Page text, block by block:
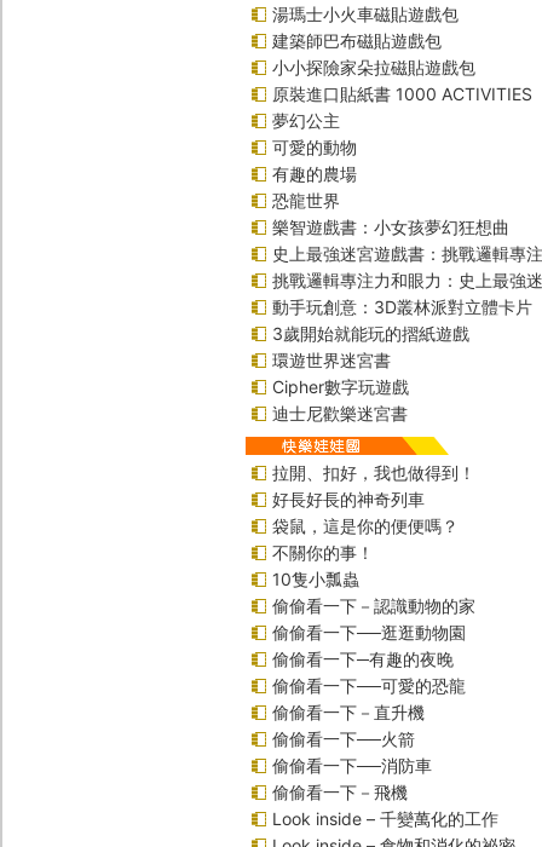
湯瑪士小火車磁貼遊戲包
建築師巴布磁貼遊戲包
小小探險家朵拉磁貼遊戲包
原裝進口貼紙書 1000 ACTIVITIES
夢幻公主
可愛的動物
有趣的農場
恐龍世界
樂智遊戲書：小女孩夢幻狂想曲
史上最強迷宮遊戲書：挑戰邏輯專
挑戰邏輯專注力和眼力：史上最強
動手玩創意：3D叢林派對立體卡片
3歲開始就能玩的摺紙遊戲
環遊世界迷宮書
Cipher數字玩遊戲
迪士尼歡樂迷宮書
拉開、扣好，我也做得到！
好長好長的神奇列車
袋鼠，這是你的便便嗎？
不關你的事！
10隻小瓢蟲
偷偷看一下－認識動物的家
偷偷看一下──逛逛動物園
偷偷看一下─有趣的夜晚
偷偷看一下──可愛的恐龍
偷偷看一下－直升機
偷偷看一下──火箭
偷偷看一下──消防車
偷偷看一下－飛機
Look inside – 千變萬化的工作